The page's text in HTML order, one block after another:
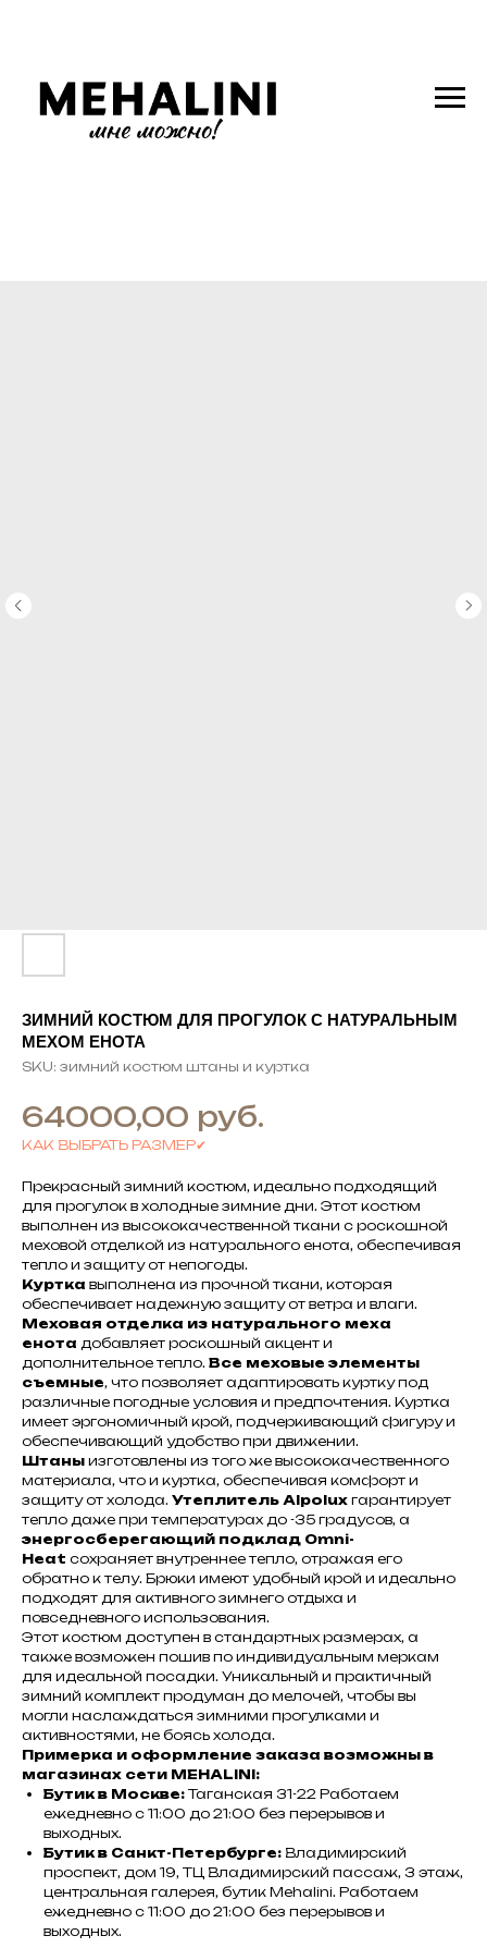
ЗИМНИЙ КОСТЮМ ДЛЯ ПРОГУЛОК С НАТУРАЛЬНЫМ
МЕХОМ ЕНОТА
SKU: зимний костюм штаны и куртка
64000,00 руб.
КАК ВЫБРАТЬ РАЗМЕР✔
Прекрасный зимний костюм, идеально подходящий
для прогулок в холодные зимние дни. Этот костюм
выполнен из высококачественной ткани с роскошной
меховой отделкой из натурального енота, обеспечивая
тепло и защиту от непогоды.
Куртка выполнена из прочной ткани, которая
обеспечивает надежную защиту от ветра и влаги.
Меховая отделка из натурального меха
енота добавляет роскошный акцент и
дополнительное тепло. Все меховые элементы
съемные, что позволяет адаптировать куртку под
различные погодные условия и предпочтения. Куртка
имеет эргономичный крой, подчеркивающий фигуру и
обеспечивающий удобство при движении.
Штаны изготовлены из того же высококачественного
материала, что и куртка, обеспечивая комфорт и
защиту от холода. Утеплитель Alpolux гарантирует
тепло даже при температурах до -35 градусов, а
энергосберегающий подклад Omni-
Heat сохраняет внутреннее тепло, отражая его
обратно к телу. Брюки имеют удобный крой и идеально
подходят для активного зимнего отдыха и
повседневного использования.
Этот костюм доступен в стандартных размерах, а
также возможен пошив по индивидуальным меркам
для идеальной посадки. Уникальный и практичный
зимний комплект продуман до мелочей, чтобы вы
могли наслаждаться зимними прогулками и
активностями, не боясь холода.
Примерка и оформление заказа возможны в
магазинах сети MEHALINI:
Бутик в Москве: Таганская 31-22 Работаем
ежедневно с 11:00 до 21:00 без перерывов и
выходных.
Бутик в Санкт-Петербурге: Владимирский
проспект, дом 19, ТЦ Владимирский пассаж, 3 этаж,
центральная галерея, бутик Mehalini. Работаем
ежедневно с 11:00 до 21:00 без перерывов и
выходных.